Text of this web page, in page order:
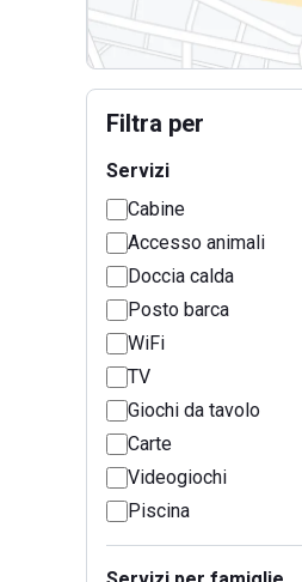
Filtra per
Servizi
Cabine
Accesso animali
Doccia calda
Posto barca
WiFi
TV
Giochi da tavolo
Carte
Videogiochi
Piscina